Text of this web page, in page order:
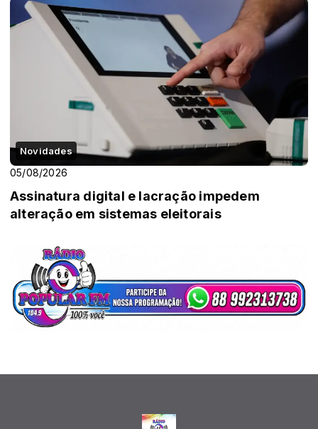
Novidades
05/08/2026
Assinatura digital e lacração impedem
alteração em sistemas eleitorais